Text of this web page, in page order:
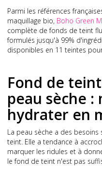
Parmi les références
maquillage bio, Boho Green
complète de fonds de teint
formulés jusqu'à 99%
disponibles en 11 teintes
Fond de
peau sèche
hydrater en
La peau sèche a des
teint. Elle a tendance à
marquer les ridules et à
le fond de teint n'est pas